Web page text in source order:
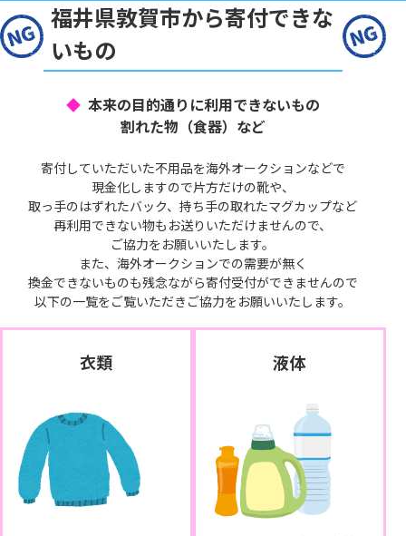
福井県敦賀市から寄付できな
いもの
本来の目的通りに利用できないもの
割れた物（食器）など
寄付していただいた不用品を海外オークションなどで
現金化しますので片方だけの靴や、
取っ手のはずれたバック、持ち手の取れたマグカップなど
再利用できない物もお送りいただけませんので、
ご協力をお願いいたします。
また、海外オークションでの需要が無く
換金できないものも残念ながら寄付受付ができませんので
以下の一覧をご覧いただきご協力をお願いいたします。
衣類 液体